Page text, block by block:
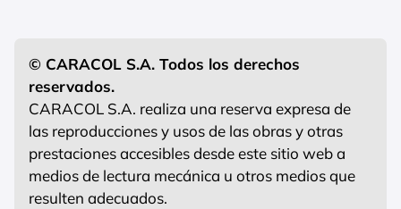
© CARACOL S.A. Todos los derechos
reservados.
CARACOL S.A. realiza una reserva expresa de
las reproducciones y usos de las obras y otras
prestaciones accesibles desde este sitio web a
medios de lectura mecánica u otros medios que
resulten adecuados.